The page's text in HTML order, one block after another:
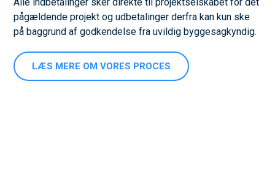
Alle indbetalinger sker direkte til projektselskabet for det
pågældende projekt og udbetalinger derfra kan kun ske
på baggrund af godkendelse fra uvildig byggesagkyndig.
LÆS MERE OM VORES PROCES